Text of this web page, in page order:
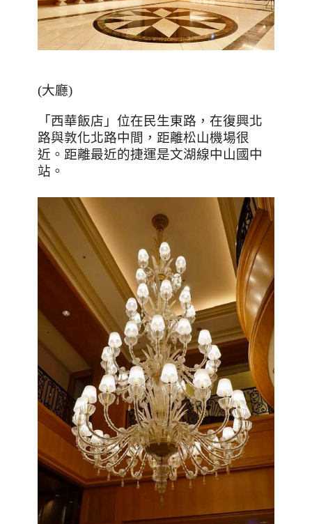
(大廳)
「西華飯店」位在民生東路，在復興北
路與敦化北路中間，距離松山機場很
近。距離最近的捷運是文湖線中山國中
站。